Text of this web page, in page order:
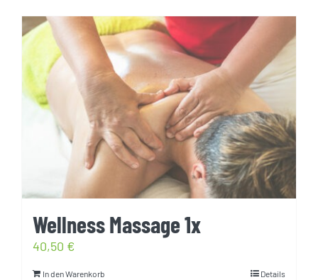
Wellness Massage 1x
40,50 €
In den Warenkorb Details